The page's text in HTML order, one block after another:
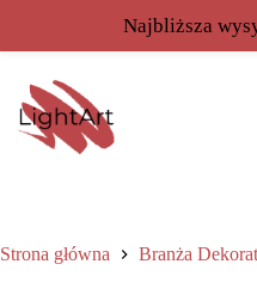
Strona główna Branża
Najbliższa